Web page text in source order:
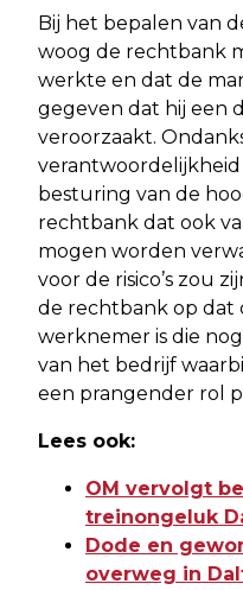
Bij het bepalen van
woog de rechtbank
werkte en dat de
gegeven dat hij een
veroorzaakt.
besturing van de
rechtbank dat ook
mogen worden
voor de risico’s zou
de rechtbank op dat
werknemer is die
van het bedrijf
een prangender rol
Lees ook:
OM vervolgt
treinongeluk
Dode en
overweg in